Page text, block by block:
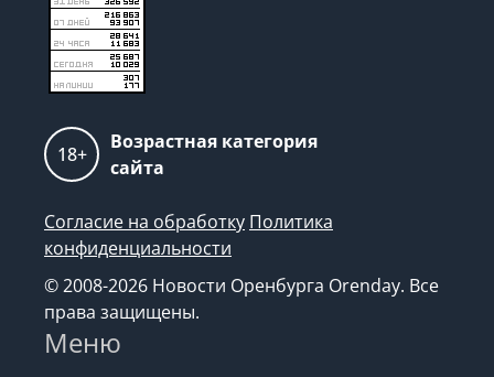
18+
Возрастная категория
сайта
Согласие на обработку Политика
конфиденциальности
© 2008-2026 Новости Оренбурга Orenday. Все
права защищены.
Меню